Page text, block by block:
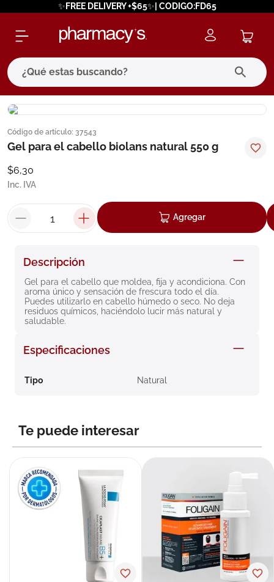
✨FREE DELIVERY +$65✨| CODIGO:FD65
¿Qué estas buscando?
Código de artículo: 37543
Gel para el cabello biolans natural 550 g
$6,30
Inc. IVA
Agregar
Descripción
Gel para el cabello que moldea, fija y acondiciona. Con
aroma único y sensación de frescura todo el día.
Puedes utilizarlo en cabello húmedo o seco. No deja
residuos químicos, haciéndolo lucir más natural y
saludable.
Especificaciones
Tipo Natural
Te puede interesar
términos más buscados
1. eucerin
cerave
7. megacistin
8. roche posay
9. isdin